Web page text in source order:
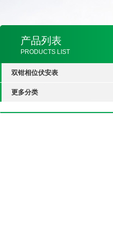
产品列表
PRODUCTS LIST
双钳相位伏安表
更多分类